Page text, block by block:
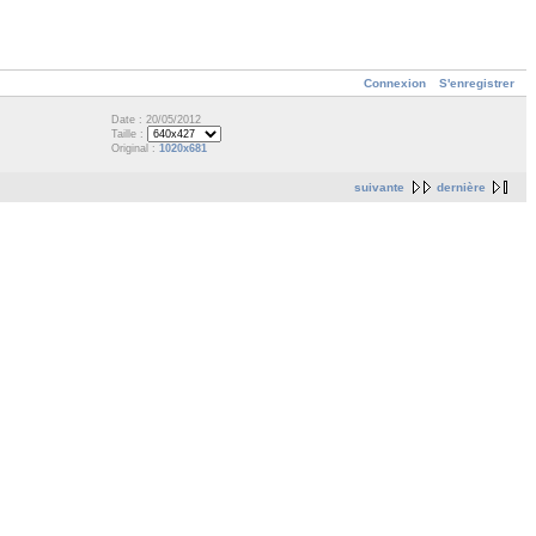
Connexion S'enregistrer
Date : 20/05/2012
Taille :
Original : 1020x681
suivante dernière